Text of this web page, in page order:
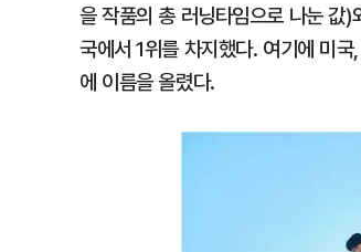
을 작품의 총 러닝타임으로 나눈
국에서 1위를 차지했다. 여기에 미
에 이름을 올렸다.​ ​